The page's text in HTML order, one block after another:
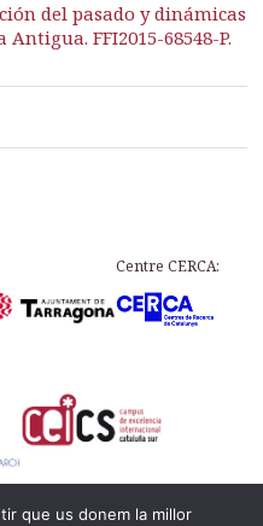
del pasado y dinámicas
FFI2015-68548-P.
Centre CERCA:
Tarragona
que us donem la millor